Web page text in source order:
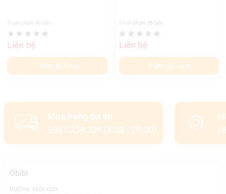
0 sản phẩm đã bán
Liên hệ
Thêm giỏ hàng
0 sản phẩm đã bán
Liên hệ
Thêm giỏ hàng
Mua hàng dự án
0941 339 339 (8:00 - 20:00)
Obibi
Hotline: xxxx-xxxx